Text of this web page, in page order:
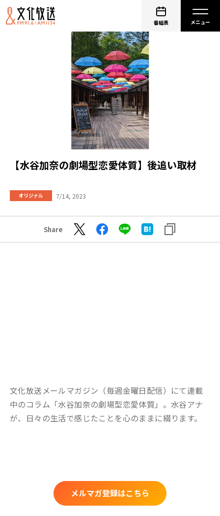
番組表
【水谷加奈の劇場型恋愛体質】後追い取材
オリジナル 7/14, 2023
Share
文化放送メールマガジン（毎週金曜日配信）にて連載
中のコラム「水谷加奈の劇場型恋愛体質」。水谷アナ
が、日々の生活で感じたことを心のままに綴ります。
メルマガ登録はこちら